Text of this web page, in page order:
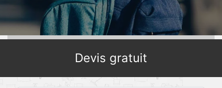
Devis gratuit